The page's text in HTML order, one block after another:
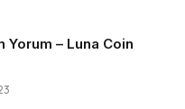
Yorum – Luna Coin